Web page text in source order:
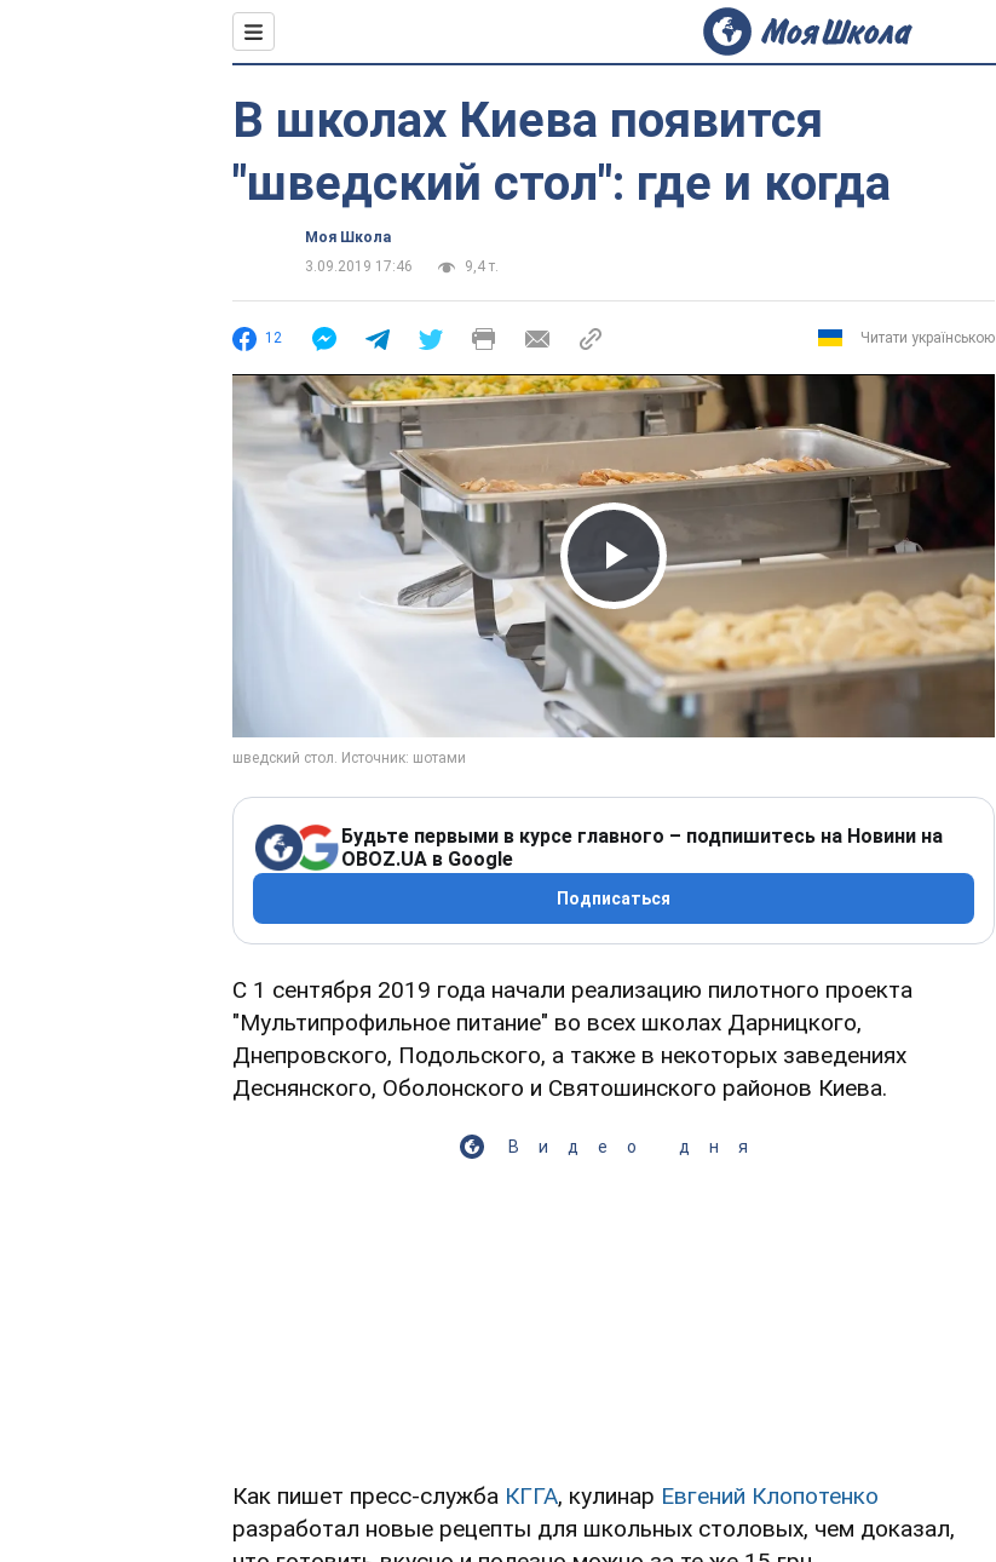
В школах Киева появится
"шведский стол": где и когда
Моя Школа
3.09.2019 17:46
9,4 т.
12 Читати українською
Play Video
Будьте первыми в курсе главного – подпишитесь на Новини на
OBOZ.UA в Google
Подписаться
С 1 сентября 2019 года начали реализацию пилотного проекта
"Мультипрофильное питание" во всех школах Дарницкого,
Днепровского, Подольского, а также в некоторых заведениях
Деснянского, Оболонского и Святошинского районов Киева.
Видео дня
Как пишет пресс-служба КГГА, кулинар Евгений Клопотенко
разработал новые рецепты для школьных столовых, чем доказал,